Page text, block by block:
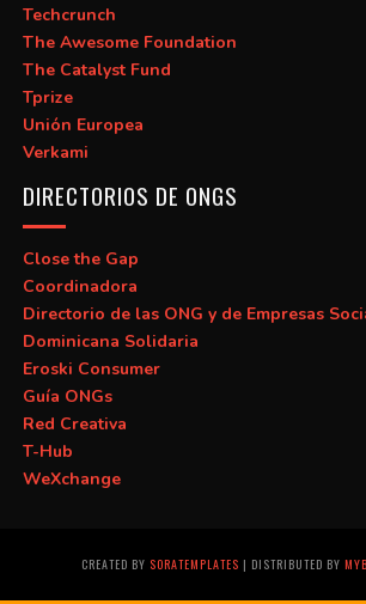
Techcrunch
The Awesome Foundation
The Catalyst Fund
Tprize
Unión Europea
Verkami
DIRECTORIOS DE ONGS
Close the Gap
Coordinadora
Directorio de las ONG y de Empresas
Dominicana Solidaria
Eroski Consumer
Guía ONGs
Red Creativa
T-Hub
WeXchange
CREATED BY SORATEMPLATES | DISTRIBUTED BY